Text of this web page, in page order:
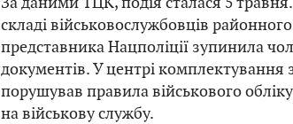
складі військовослужбовців
представника Нацполіції зупинила
документів. У центрі комплектування
порушував правила військового
на військову службу.